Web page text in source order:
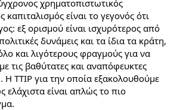
χρηματοπιστωτικός
είναι το γεγονός ότι
εξ ορισμού είναι ισχυρότερος από
δυνάμεις και τα ίδια τα κράτη,
και λιγότερους φραγμούς για να
τις βαθύτατες και αναπόφευκτες
H TTIP για την οποία εξακολουθούμε
ελάχιστα είναι απλώς το πιο